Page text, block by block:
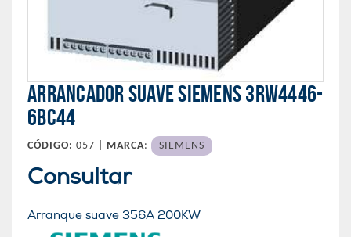
ARRANCADOR SUAVE SIEMENS 3RW4446-
6BC44
CÓDIGO: 057 | MARCA: SIEMENS
Consultar
Arranque suave 356A 200KW